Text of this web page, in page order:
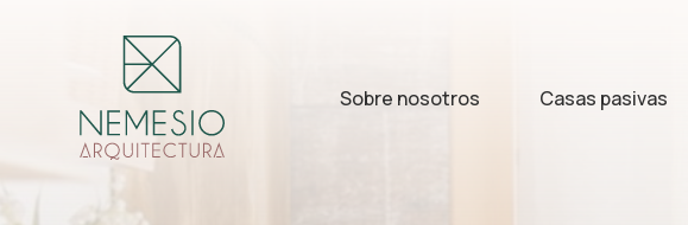
Sobre nosotros Casas pasivas